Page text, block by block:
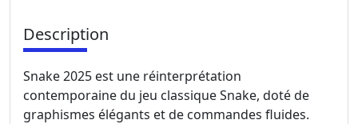
Description
Snake 2025 est une réinterprétation
contemporaine du jeu classique Snake, doté de
graphismes élégants et de commandes fluides.